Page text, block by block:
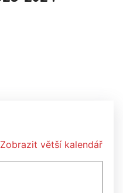
Zobrazit větší kalendář